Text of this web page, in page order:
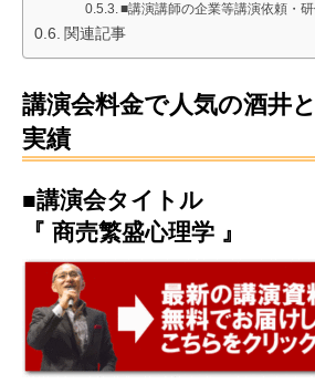
■講演講師の企業等講演依頼・
関連記事
講演会料金で人気の酒井
実績
■講演会タイトル
『 商売繁盛心理学 』